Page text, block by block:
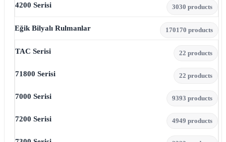
4200 Serisi 3030 products
Eğik Bilyalı Rulmanlar 170170 products
TAC Serisi 22 products
71800 Serisi 22 products
7000 Serisi 9393 products
7200 Serisi 4949 products